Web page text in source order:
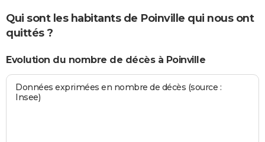
Qui sont les habitants de Poinville qui nous ont
quittés ?
Evolution du nombre de décès à Poinville
Données exprimées en nombre de décès (source :
Insee)